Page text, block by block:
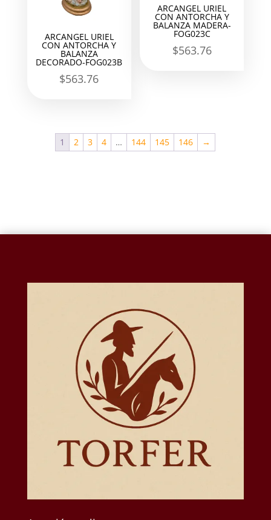
ARCANGEL URIEL
CON ANTORCHA Y
BALANZA
DECORADO-FOG023B
$563.76
ARCANGEL URIEL
CON ANTORCHA Y
BALANZA MADERA-
FOG023C
$563.76
1 2 3 4 … 144 145 146 →